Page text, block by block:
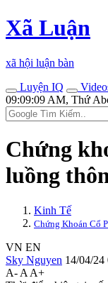
Xã Luận
xã hội luận bàn
Luyện IQ
09:09:09 AM, Thứ
Chứng
luồng
Kinh Tế
Chứng Khoán Cổ
VN EN
Sky Nguyen 14/04/24
A- A A+